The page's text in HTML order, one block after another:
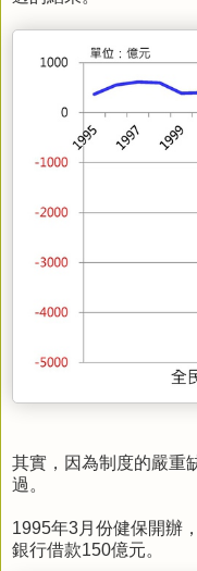
其實，因為制度的嚴重
過。
1995年3月份健保開辦
銀行借款150億元。